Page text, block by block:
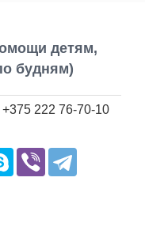
детям,
будням)
222 76-70-10